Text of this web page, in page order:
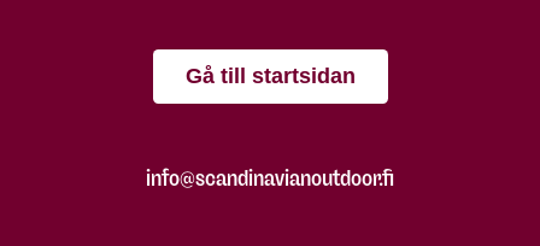
Gå till startsidan
info@scandinavianoutdoor.fi